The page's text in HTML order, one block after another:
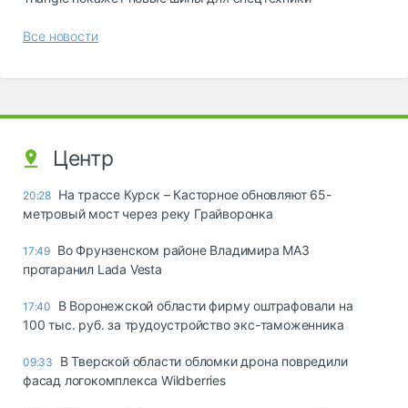
Все новости
Центр
20:28 На трассе Курск – Касторное обновляют 65-
метровый мост через реку Грайворонка
17:49 Во Фрунзенском районе Владимира МАЗ
протаранил Lada Vesta
17:40
В Воронежской области фирму оштрафовали на
100 тыс. руб. за трудоустройство экс-таможенника
09:33
В Тверской области обломки дрона повредили
фасад логокомплекса Wildberries